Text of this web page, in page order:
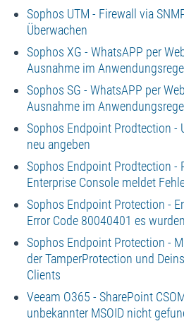
Sophos UTM - Firewall via
Überwachen
Sophos XG - WhatsAPP per
Ausnahme im
Sophos SG - WhatsAPP per
Ausnahme im
Sophos Endpoint Prodtection -
neu angeben
Sophos Endpoint Prodtection -
Enterprise Console meldet
Sophos Endpoint Protection -
Error Code 80040401 es
Sophos Endpoint Protection -
der TamperProtection und
Clients
Veeam O365 - SharePoint
unbekannter MSOID nicht